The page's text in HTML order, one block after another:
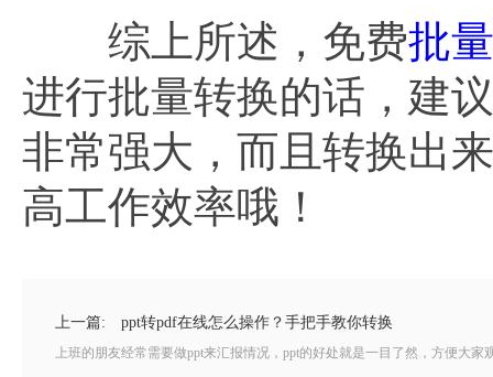
综上所述，免费批
进行批量转换的话，建
非常强大，而且转换出
高工作效率哦！
上一篇: ppt转pdf在线怎么操作？手把手教你转换
上班的朋友经常需要做ppt来汇报情况，ppt的好处就是一目了然，方便大